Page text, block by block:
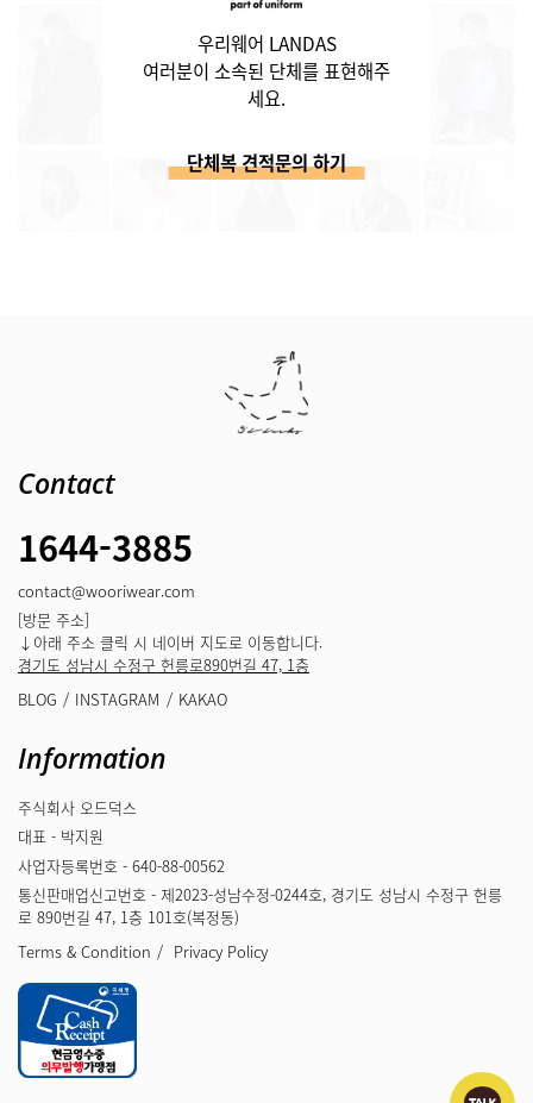
우리웨어 LANDAS
여러분이 소속된 단체를 표현해주
세요.
단체복 견적문의 하기
Contact
1644-3885
contact@wooriwear.com
[방문 주소]
↓아래 주소 클릭 시 네이버 지도로 이동합니다.
경기도 성남시 수정구 헌릉로890번길 47, 1층
BLOG
INSTAGRAM KAKAO
Information
주식회사 오드덕스
대표 - 박지원
사업자등록번호 - 640-88-00562
통신판매업신고번호 - 제2023-성남수정-0244호, 경기도 성남시 수정구 헌릉
로 890번길 47, 1층 101호(복정동)
Terms & Condition
Privacy Policy